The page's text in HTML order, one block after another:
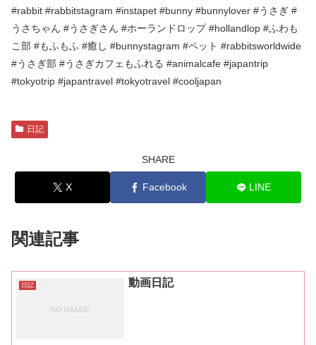
#rabbit #rabbitstagram #instapet #bunny #bunnylover #うさぎ #
うさちゃん #うさぎさん #ホーランドロップ #hollandlop #ふわも
こ部 #もふもふ #癒し #bunnystagram #ペット #rabbitsworldwide
#うさぎ部 #うさぎカフェもふれる #animalcafe #japantrip
#tokyotrip #japantravel #tokyotravel #cooljapan
日記
SHARE
X Facebook LINE
関連記事
日記 動画日記